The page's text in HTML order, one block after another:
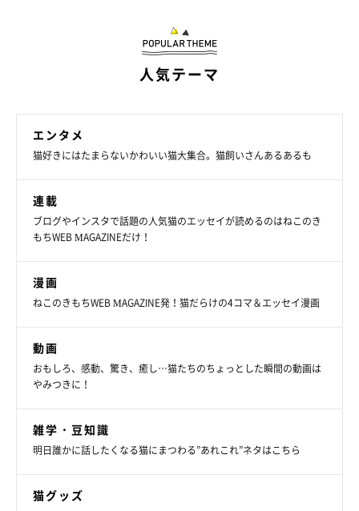
（写真左から）めいちゃん、よもぎちゃん。
めいちゃんは妹猫・よもぎちゃん（取材時4才）と一緒に暮らし
ています。以前、「お手々ないないとあるある」 の“真逆ポー
めいちゃんは、かつては自由奔放で食いしん坊なコでしたが、よ
もぎちゃんが来てからは面倒見の良いコに成長。まるで本当の姉
妹猫のような関係で、日々仲良く過ごしているそうです。
人気テーマ
エンタメ
猫好きにはたまらないかわいい猫大集合。猫飼いさんあるあるも
連載
ブログやインスタで話題の人気猫のエッセイが読めるのはねこのき
もちWEB MAGAZINEだけ！
漫画
ねこのきもちWEB MAGAZINE発！猫だらけの4コマ＆エッセイ漫画
動画
おもしろ、感動、驚き、癒し…猫たちのちょっとした瞬間の動画は
やみつきに！
雑学・豆知識
明日誰かに話したくなる猫にまつわる”あれこれ”ネタはこちら
猫グッズ